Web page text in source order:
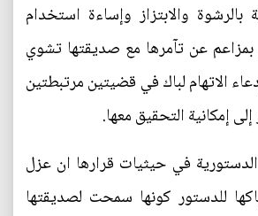
بالرشوة والابتزاز وإساءة استخدام
بمزاعم عن تآمرها مع صديقتها تشوي
الاتهام لباك في قضيتين مرتبطتين
إمكانية التحقيق معها.
في حيثيات قرارها ان عزل
للدستور كونها سمحت لصديقتها